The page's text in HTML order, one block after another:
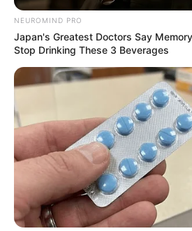
NEUROMIND PRO
Japan's Greatest Doctors Say
Stop Drinking These 3 Beverages